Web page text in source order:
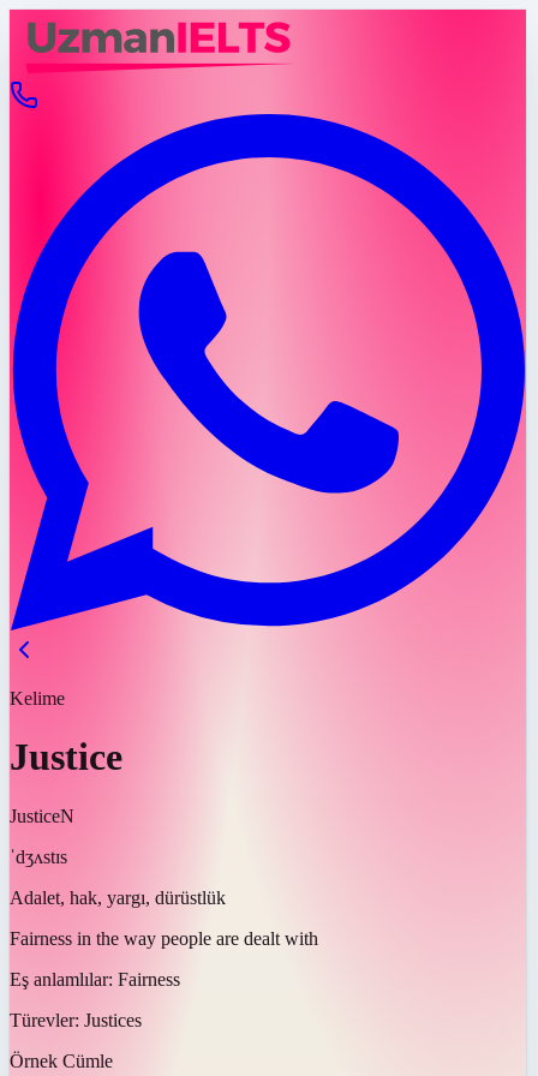
Kelime
Justice
JusticeN
ˈdʒʌstɪs
Adalet, hak, yargı, dürüstlük
Fairness in the way people are dealt with
Eş anlamlılar: Fairness
Türevler: Justices
Örnek Cümle